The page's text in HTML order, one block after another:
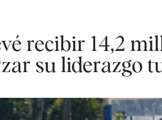
recibir 14,2
su liderazgo